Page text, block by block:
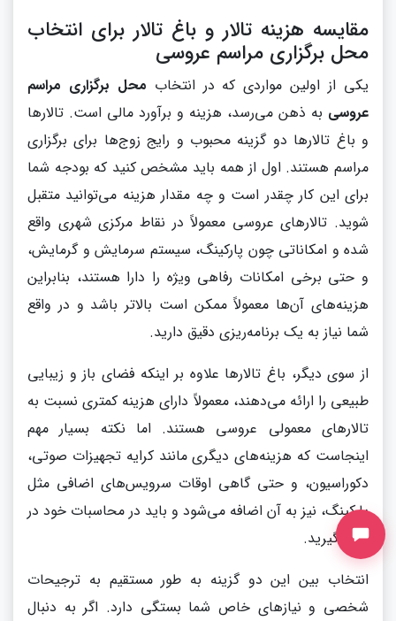
مقایسه هزینه تالار و باغ تالار برای انتخاب
محل برگزاری مراسم عروسی
یکی از اولین مواردی که در انتخاب محل برگزاری مراسم
عروسی به ذهن می‌رسد، هزینه و برآورد مالی است. تالارها
و باغ تالارها دو گزینه محبوب و رایج زوج‌ها برای برگزاری
مراسم هستند. اول از همه باید مشخص کنید که بودجه شما
برای این کار چقدر است و چه مقدار هزینه می‌توانید متقبل
شوید. تالارهای عروسی معمولاً در نقاط مرکزی شهری واقع
شده و امکاناتی چون پارکینگ، سیستم سرمایش و گرمایش،
و حتی برخی امکانات رفاهی ویژه را دارا هستند، بنابراین
هزینه‌های آن‌ها معمولاً ممکن است بالاتر باشد و در واقع
شما نیاز به یک برنامه‌ریزی دقیق دارید.
از سوی دیگر، باغ تالارها علاوه بر اینکه فضای باز و زیبایی
طبیعی را ارائه می‌دهند، معمولاً دارای هزینه کمتری نسبت به
تالارهای معمولی عروسی هستند. اما نکته بسیار مهم
اینجاست که هزینه‌های دیگری مانند کرایه تجهیزات صوتی،
دکوراسیون، و حتی گاهی اوقات سرویس‌های اضافی مثل
پارکینگ، نیز به آن اضافه می‌شود و باید در محاسبات خود در
نظر بگیرید.
انتخاب بین این دو گزینه به طور مستقیم به ترجیحات
شخصی و نیازهای خاص شما بستگی دارد. اگر به دنبال